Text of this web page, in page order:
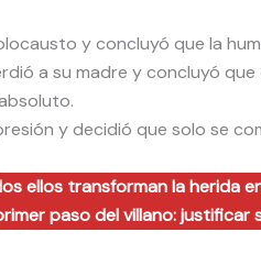
y concluyó que la
a su madre y concluyó
y decidió que solo se
ellos transforman la herida
paso del villano: justificar